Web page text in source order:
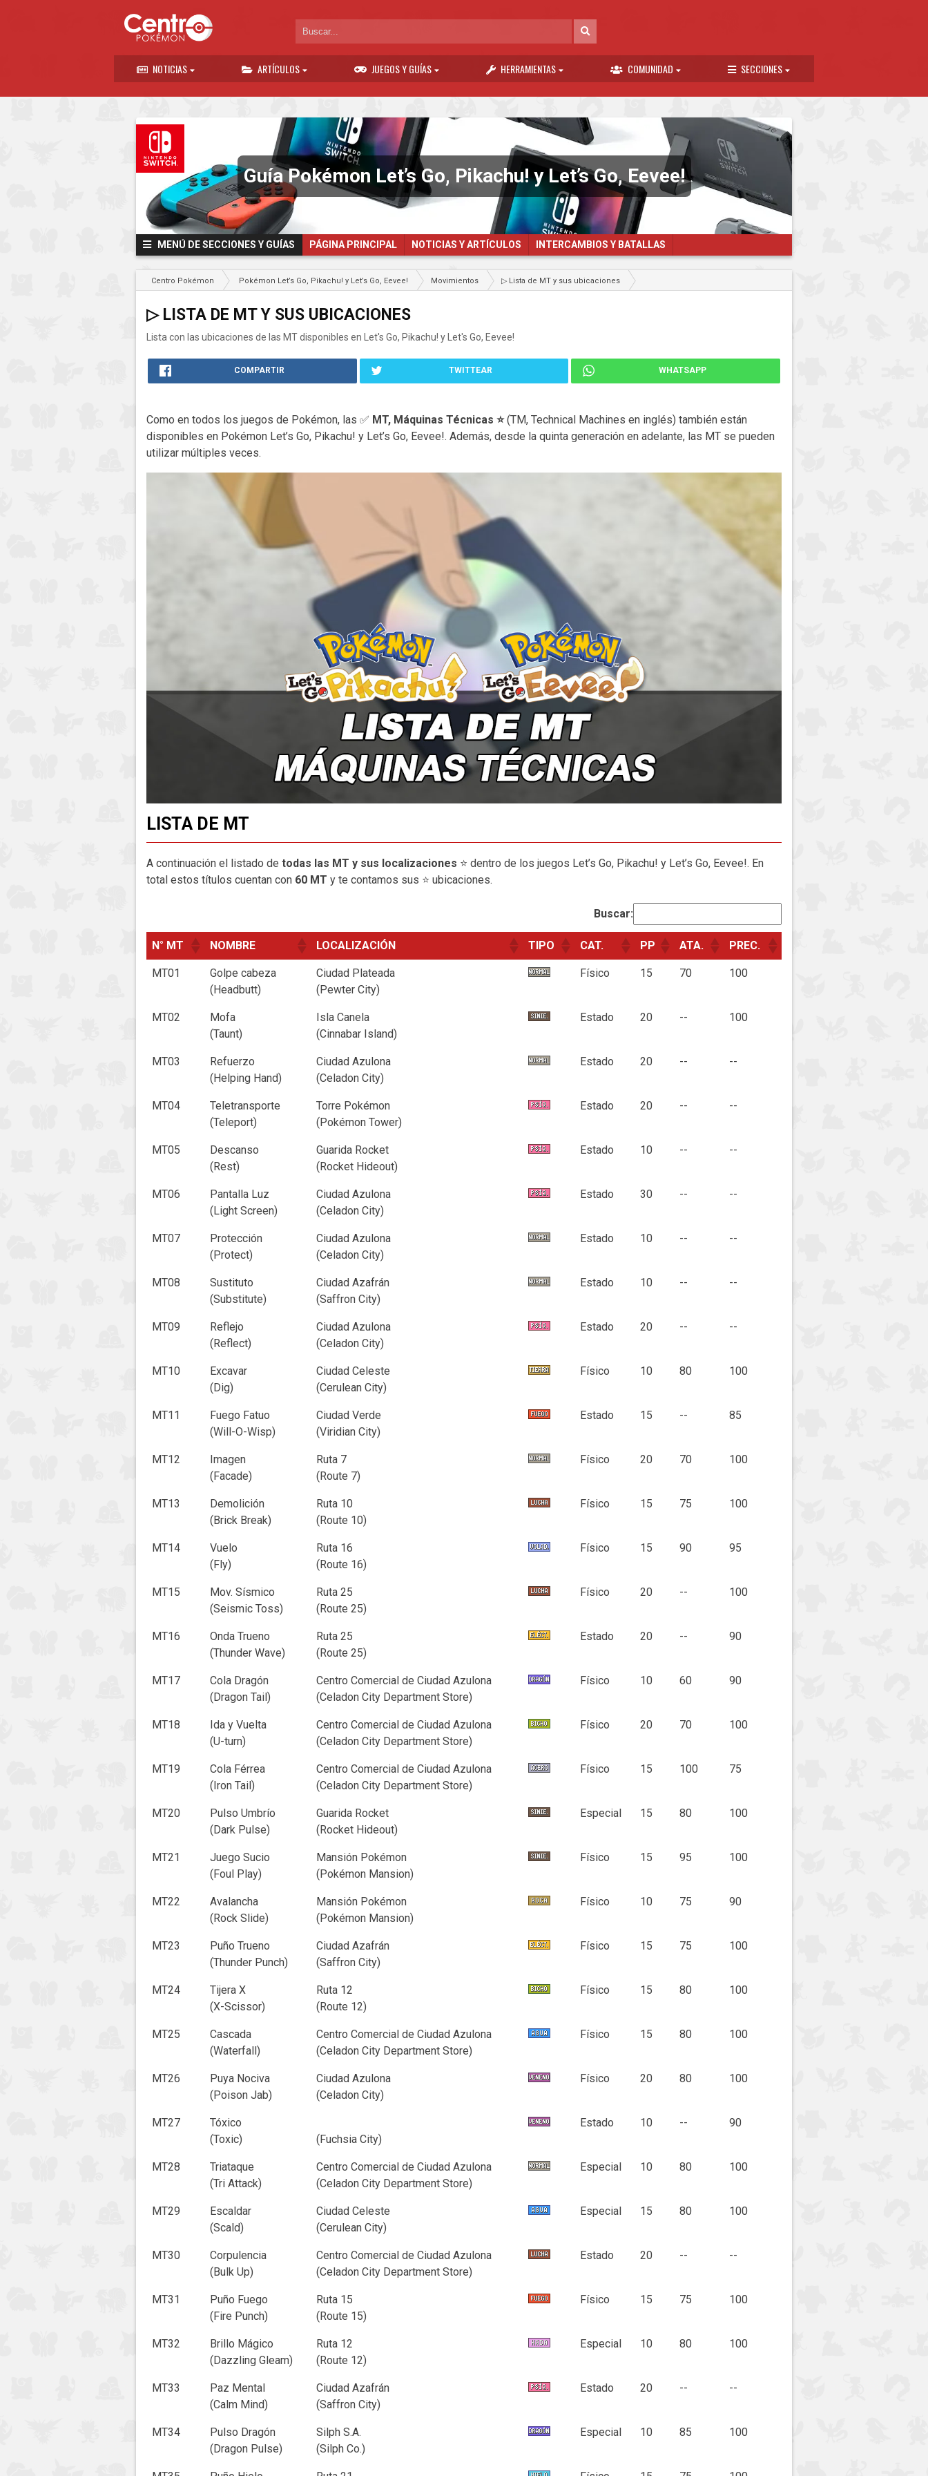
NOTICIAS ARTÍCULOS JUEGOS Y GUÍAS HERRAMIENTAS COMUNIDAD SECCIONES
Guía Pokémon Let’s Go, Pikachu! y Let’s Go, Eevee!
MENÚ DE SECCIONES Y GUÍAS PÁGINA PRINCIPAL NOTICIAS Y ARTÍCULOS INTERCAMBIOS Y BATALLAS
Centro Pokémon Pokémon Let’s Go, Pikachu! y Let’s Go, Eevee! Movimientos ▷ Lista de MT y sus ubicaciones
▷ LISTA DE MT Y SUS UBICACIONES
Lista con las ubicaciones de las MT disponibles en Let's Go, Pikachu! y Let's Go, Eevee!
COMPARTIR TWITTEAR WHATSAPP
Como en todos los juegos de Pokémon, las ✅ MT, Máquinas Técnicas ⭐(TM, Technical Machines en inglés) también están
disponibles en Pokémon Let’s Go, Pikachu! y Let’s Go, Eevee!. Además, desde la quinta generación en adelante, las MT se pueden
utilizar múltiples veces.
LISTA DE MT
A continuación el listado de todas las MT y sus localizaciones ⭐ dentro de los juegos Let’s Go, Pikachu! y Let’s Go, Eevee!. En
total estos títulos cuentan con 60 MT y te contamos sus ⭐ ubicaciones.
Buscar:
N° MT NOMBRE LOCALIZACIÓN TIPO CAT. PP ATA. PREC.
MT01
Golpe cabeza
(Headbutt)
Ciudad Plateada
(Pewter City)
Físico 15 70 100
MT02
Mofa
(Taunt)
Isla Canela
(Cinnabar Island)
Estado 20 -- 100
MT03
Refuerzo
(Helping Hand)
Ciudad Azulona
(Celadon City)
Estado 20 -- --
MT04
Teletransporte
(Teleport)
Torre Pokémon
(Pokémon Tower)
Estado 20 -- --
MT05
Descanso
(Rest)
Guarida Rocket
(Rocket Hideout)
Estado 10 -- --
MT06
Pantalla Luz
(Light Screen)
Ciudad Azulona
(Celadon City)
Estado 30 -- --
MT07
Protección
(Protect)
Ciudad Azulona
(Celadon City)
Estado 10 -- --
MT08
Sustituto
(Substitute)
Ciudad Azafrán
(Saffron City)
Estado 10 -- --
MT09
Reflejo
(Reflect)
Ciudad Azulona
(Celadon City)
Estado 20 -- --
MT10
Excavar
(Dig)
Ciudad Celeste
(Cerulean City)
Físico 10 80 100
MT11
Fuego Fatuo
(Will-O-Wisp)
Ciudad Verde
(Viridian City)
Estado 15 -- 85
MT12
Imagen
(Facade)
Ruta 7
(Route 7)
Físico 20 70 100
MT13
Demolición
(Brick Break)
Ruta 10
(Route 10)
Físico 15 75 100
MT14
Vuelo
(Fly)
Ruta 16
(Route 16)
Físico 15 90 95
MT15
Mov. Sísmico
(Seismic Toss)
Ruta 25
(Route 25)
Físico 20 -- 100
MT16
Onda Trueno
(Thunder Wave)
Ruta 25
(Route 25)
Estado 20 -- 90
MT17
Cola Dragón
(Dragon Tail)
Centro Comercial de Ciudad Azulona
(Celadon City Department Store)
Físico 10 60 90
MT18
Ida y Vuelta
(U-turn)
Centro Comercial de Ciudad Azulona
(Celadon City Department Store)
Físico 20 70 100
MT19
Cola Férrea
(Iron Tail)
Centro Comercial de Ciudad Azulona
(Celadon City Department Store)
Físico 15 100 75
MT20
Pulso Umbrío
(Dark Pulse)
Guarida Rocket
(Rocket Hideout)
Especial 15 80 100
MT21
Juego Sucio
(Foul Play)
Mansión Pokémon
(Pokémon Mansion)
Físico 15 95 100
MT22
Avalancha
(Rock Slide)
Mansión Pokémon
(Pokémon Mansion)
Físico 10 75 90
MT23
Puño Trueno
(Thunder Punch)
Ciudad Azafrán
(Saffron City)
Físico 15 75 100
MT24
Tijera X
(X-Scissor)
Ruta 12
(Route 12)
Físico 15 80 100
MT25
Cascada
(Waterfall)
Centro Comercial de Ciudad Azulona
(Celadon City Department Store)
Físico 15 80 100
MT26
Puya Nociva
(Poison Jab)
Ciudad Azulona
(Celadon City)
Físico 20 80 100
MT27
Tóxico
(Toxic)
(Fuchsia City)
Estado 10 -- 90
MT28
Triataque
(Tri Attack)
Centro Comercial de Ciudad Azulona
(Celadon City Department Store)
Especial 10 80 100
MT29
Escaldar
(Scald)
Ciudad Celeste
(Cerulean City)
Especial 15 80 100
MT30
Corpulencia
(Bulk Up)
Centro Comercial de Ciudad Azulona
(Celadon City Department Store)
Estado 20 -- --
MT31
Puño Fuego
(Fire Punch)
Ruta 15
(Route 15)
Físico 15 75 100
MT32
Brillo Mágico
(Dazzling Gleam)
Ruta 12
(Route 12)
Especial 10 80 100
MT33
Paz Mental
(Calm Mind)
Ciudad Azafrán
(Saffron City)
Estado 20 -- --
MT34
Pulso Dragón
(Dragon Pulse)
Silph S.A.
(Silph Co.)
Especial 10 85 100